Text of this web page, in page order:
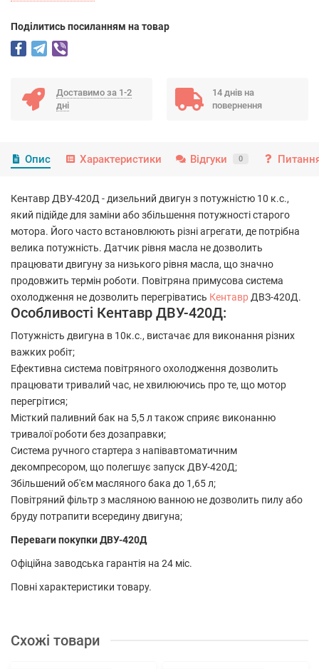
Подiлитись посиланням на товар
Доставимо за 1-2
дні
14 днів на
повернення
Опис Характеристики Відгуки 0
Кентавр ДВУ-420Д - дизельний двигун з потужністю 10 к.с.,
який підійде для заміни або збільшення потужності старого
мотора. Його часто встановлюють різні агрегати, де потрібна
велика потужність. Датчик рівня масла не дозволить
працювати двигуну за низького рівня масла, що значно
продовжить термін роботи. Повітряна примусова система
охолодження не дозволить перегріватись Кентавр ДВЗ-420Д.
Особливості Кентавр ДВУ-420Д:
Потужність двигуна в 10к.с., вистачає для виконання різних
важких робіт;
Ефективна система повітряного охолодження дозволить
працювати тривалий час, не хвилюючись про те, що мотор
перегрітися;
Місткий паливний бак на 5,5 л також сприяє виконанню
тривалої роботи без дозаправки;
Система ручного стартера з напівавтоматичним
декомпресором, що полегшує запуск ДВУ-420Д;
Збільшений об'єм масляного бака до 1,65 л;
Повітряний фільтр з масляною ванною не дозволить пилу або
бруду потрапити всередину двигуна;
Переваги покупки ДВУ-420Д
Офіційна заводська гарантія на 24 міс.
Повні характеристики товару.
Схожі товари